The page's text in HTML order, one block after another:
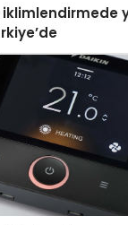
iklimlendirmede